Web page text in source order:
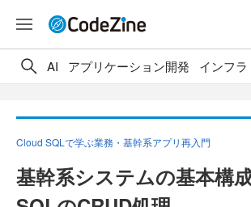
AI アプリケーション開発 インフラ
Cloud SQLで学ぶ業務・基幹系アプリ再入門
基幹系システムの基本構